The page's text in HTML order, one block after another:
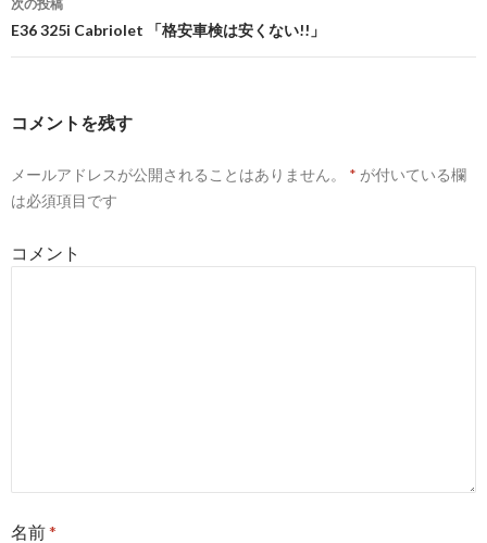
ナ
ゲ
シ
ン
次の投稿
E36 325i Cabriolet 「格安車検は安くない!!」
コメントを残す
メールアドレスが公開されることはありません。 * が付いている欄
は必須項目です
コメント
名前*